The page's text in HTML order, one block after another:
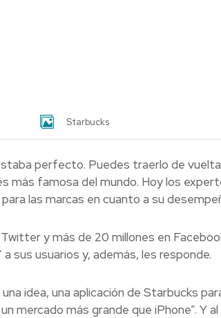
Starbucks
perfecto. Puedes traerlo de vuelta
más famosa del mundo. Hoy los
las marcas en cuanto a su
y más de 20 millones en
a sus usuarios y, además, les responde.
idea, una aplicación de Starbucks
mercado más grande que iPhone”. Y